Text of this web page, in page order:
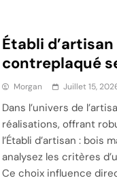
Établi
contreplaqué
Morgan Juillet 15,
Dans l’univers de
réalisations, offrant
l’Établi d’artisan : bois
analysez les critères
Ce choix influence